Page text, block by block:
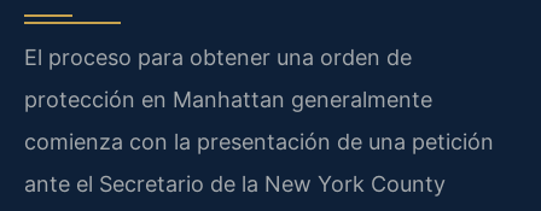
El proceso para obtener una orden de
protección en Manhattan generalmente
comienza con la presentación de una petición
ante el Secretario de la New York County